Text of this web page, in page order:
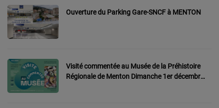
Team Building Radio
CÔTE D'AZUR
EVÉNEMENTS
Ouverture du Parking Gare-SNCF à MENTON
Visité commentée au Musée de la Préhistoire
Régionale de Menton Dimanche 1er décembre